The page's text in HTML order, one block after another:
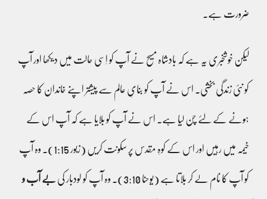
ضرورت ہے۔
لیکن خوشخبری یہ ہے کہ بادشاہ مسیح نے آپ کو اِسی حالت میں دیکھا اور آپ
کو نئی زندگی بخشی۔ اس نے آپ کو بنایِ عالم سے پیشتر اپنے خاندان کا حصہ
ہونے کے لئے چن لیا ہے۔ اس نے آپ کو بلایا ہے کہ آپ اس کے
خیمہ میں رہیں اور اس کے کوہِ مقدس پر سکونت کریں (زبور 1:15)۔ وہ آپ
کو آپ کا نام لے کر بلاتا ہے (یوحنا 3:10)۔ وہ آپ کو لودبار کی بے آب و